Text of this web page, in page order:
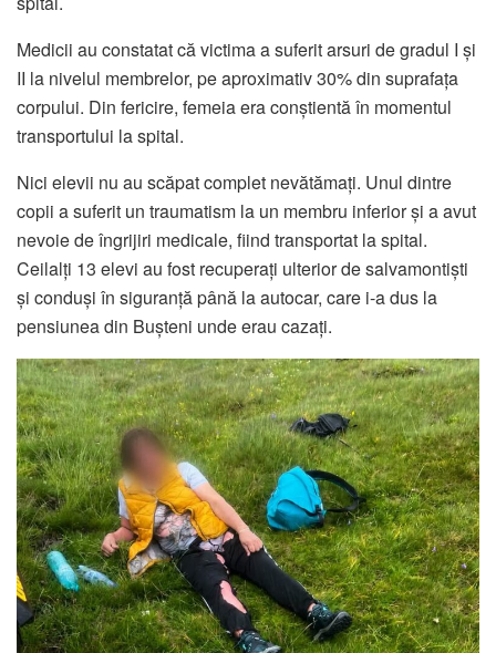
Medicii au constatat că victima a suferit arsuri de gradul I și
II la nivelul membrelor, pe aproximativ 30% din suprafața
corpului. Din fericire, femeia era conștientă în momentul
transportului la spital.
Nici elevii nu au scăpat complet nevătămați. Unul dintre
copii a suferit un traumatism la un membru inferior și a avut
nevoie de îngrijiri medicale, fiind transportat la spital.
Ceilalți 13 elevi au fost recuperați ulterior de salvamontiști
și conduși în siguranță până la autocar, care i-a dus la
pensiunea din Bușteni unde erau cazați.